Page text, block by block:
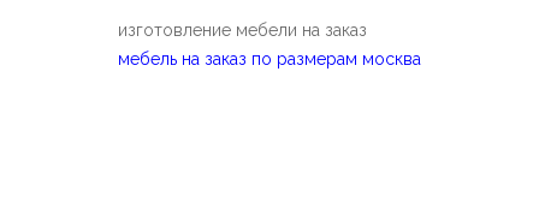
изготовление мебели на заказ
мебель на заказ по размерам москва